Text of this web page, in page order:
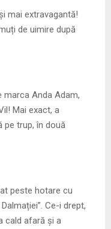
mai extravagantă!
de uimire după
Anda Adam,
Mai exact, a
trup, în două
peste hotare cu
Ce-i drept,
cald afară și a